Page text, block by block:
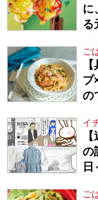
に
る
ご
プ
の
イ
の
ご